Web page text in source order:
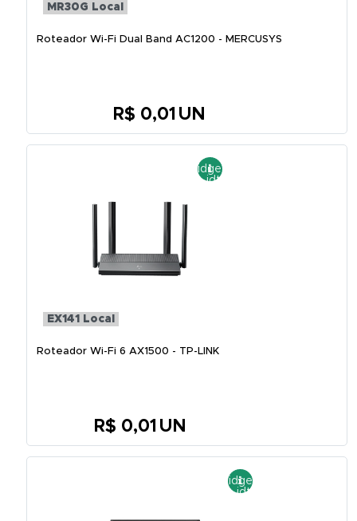
MR30G Local
Roteador Wi-Fi Dual Band AC1200 - MERCUSYS
R$ 0,01 UN
EX141 Local
Roteador Wi-Fi 6 AX1500 - TP-LINK
R$ 0,01 UN